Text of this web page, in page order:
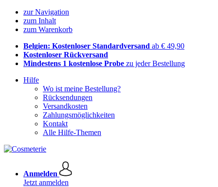
zur Navigation
zum Inhalt
zum Warenkorb
Belgien: Kostenloser Standardversand ab € 49,90
Kostenloser Rückversand
Mindestens 1 kostenlose Probe zu jeder Bestellung
Hilfe
Wo ist meine Bestellung?
Rücksendungen
Versandkosten
Zahlungsmöglichkeiten
Kontakt
Alle Hilfe-Themen
Anmelden
Jetzt anmelden